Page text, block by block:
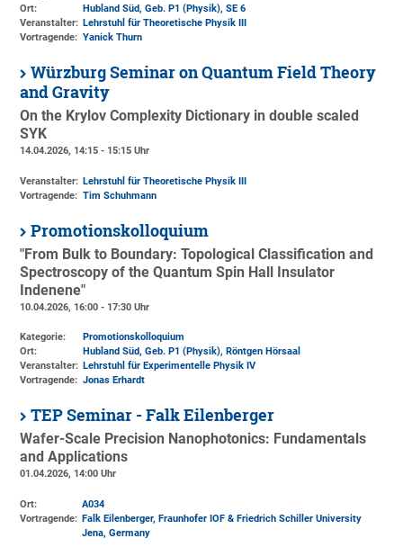
Ort:
Hubland Süd, Geb. P1 (Physik), SE 6
Veranstalter: Lehrstuhl für Theoretische Physik III
Vortragende: Yanick Thurn
Würzburg Seminar on Quantum Field Theory
and Gravity
On the Krylov Complexity Dictionary in double scaled
SYK
14.04.2026, 14:15 - 15:15 Uhr
Veranstalter: Lehrstuhl für Theoretische Physik III
Vortragende: Tim Schuhmann
Promotionskolloquium
"From Bulk to Boundary: Topological Classification and
Spectroscopy of the Quantum Spin Hall Insulator
Indenene"
10.04.2026, 16:00 - 17:30 Uhr
Kategorie:
Promotionskolloquium
Ort:
Hubland Süd, Geb. P1 (Physik), Röntgen Hörsaal
Veranstalter: Lehrstuhl für Experimentelle Physik IV
Vortragende: Jonas Erhardt
TEP Seminar - Falk Eilenberger
Wafer-Scale Precision Nanophotonics: Fundamentals
and Applications
01.04.2026, 14:00 Uhr
Ort:
A034
Vortragende: Falk Eilenberger, Fraunhofer IOF & Friedrich Schiller University
Jena, Germany